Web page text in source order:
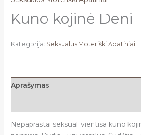
Kūno kojinė Deni
Kategorija: Seksualūs Moteriški Apatiniai
Aprašymas
Nepaprastai seksuali vientisa kūno